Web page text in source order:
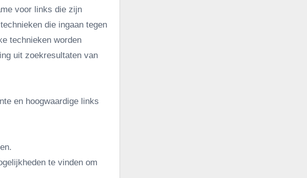
voor links die zijn
die ingaan tegen
technieken worden
uit zoekresultaten van
en hoogwaardige links
te vinden om